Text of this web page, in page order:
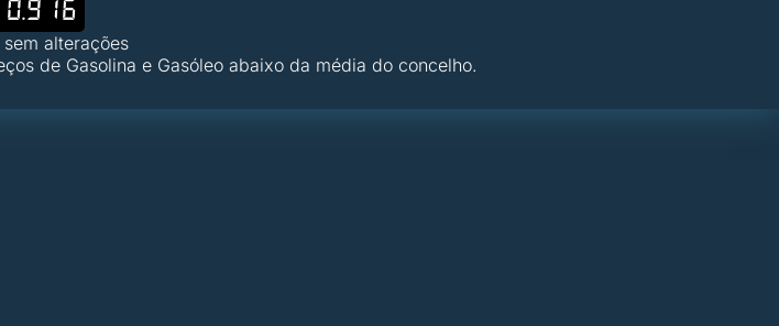
0.916
sem alterações
de Gasolina e Gasóleo abaixo da média do concelho.